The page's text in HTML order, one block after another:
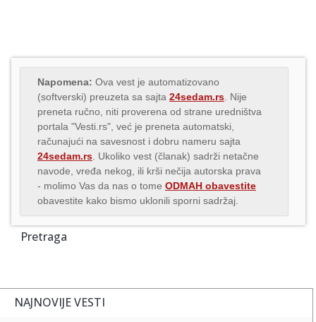
Napomena: Ova vest je automatizovano
(softverski) preuzeta sa sajta 24sedam.rs . Nije
preneta ručno, niti proverena od strane uredništva
portala "Vesti.rs", već je preneta automatski,
računajući na savesnost i dobru nameru sajta
24sedam.rs . Ukoliko vest (članak) sadrži netačne
navode, vređa nekog, ili krši nečija autorska prava
- molimo Vas da nas o tome ODMAH obavestite
obavestite kako bismo uklonili sporni sadržaj.
Pretraga
NAJNOVIJE VESTI